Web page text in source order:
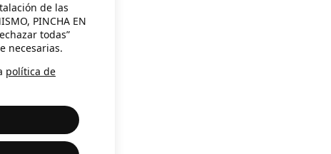
de las
PINCHA EN
todas”
necesarias.
política de